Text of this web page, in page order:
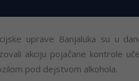
uprave Banjaluka su u
akciju pojačane kontrole
pod dejstvom alkohola.